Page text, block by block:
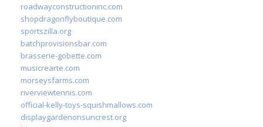
roadwayconstructioninc.com
shopdragonflyboutique.com
sportszilla.org
batchprovisionsbar.com
brasserie-gobette.com
musicrearte.com
morseysfarms.com
riverviewtennis.com
official-kelly-toys-squishmallows.com
displaygardenonsuncrest.org